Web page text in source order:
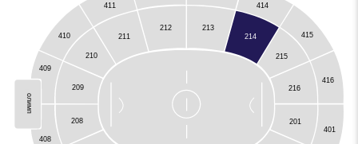
Олимп
414
415
416
401
408
409
410
411
201
208
209
210
211
212
213
214
215
216
олимп